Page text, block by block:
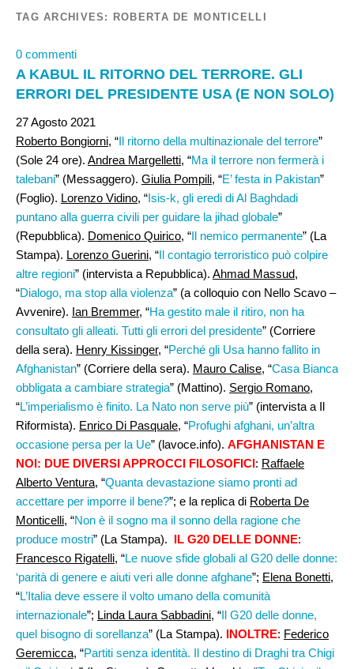
TAG ARCHIVES: ROBERTA DE MONTICELLI
0 commenti
A KABUL IL RITORNO DEL TERRORE. GLI
ERRORI DEL PRESIDENTE USA (E NON SOLO)
27 Agosto 2021
Roberto Bongiorni, “Il ritorno della multinazionale del terrore”
(Sole 24 ore). Andrea Margelletti, “Ma il terrore non fermerà i
talebani” (Messaggero). Giulia Pompili, “E’ festa in Pakistan”
(Foglio). Lorenzo Vidino, “Isis-k, gli eredi di Al Baghdadi
puntano alla guerra civili per guidare la jihad globale”
(Repubblica). Domenico Quirico, “Il nemico permanente” (La
Stampa). Lorenzo Guerini, “Il contagio terroristico può colpire
altre regioni” (intervista a Repubblica). Ahmad Massud,
“Dialogo, ma stop alla violenza” (a colloquio con Nello Scavo –
Avvenire). Ian Bremmer, “Ha gestito male il ritiro, non ha
consultato gli alleati. Tutti gli errori del presidente” (Corriere
della sera). Henry Kissinger, “Perché gli Usa hanno fallito in
Afghanistan” (Corriere della sera). Mauro Calise, “Casa Bianca
obbligata a cambiare strategia” (Mattino). Sergio Romano,
“L’imperialismo è finito. La Nato non serve più” (intervista a Il
Riformista). Enrico Di Pasquale, “Profughi afghani, un’altra
occasione persa per la Ue” (lavoce.info). AFGHANISTAN E
NOI: DUE DIVERSI APPROCCI FILOSOFICI: Raffaele
Alberto Ventura, “Quanta devastazione siamo pronti ad
accettare per imporre il bene?”; e la replica di Roberta De
Monticelli, “Non è il sogno ma il sonno della ragione che
produce mostri” (La Stampa). IL G20 DELLE DONNE:
Francesco Rigatelli, “Le nuove sfide globali al G20 delle donne:
‘parità di genere e aiuti veri alle donne afghane”; Elena Bonetti,
“L’Italia deve essere il volto umano della comunità
internazionale”; Linda Laura Sabbadini, “Il G20 delle donne,
quel bisogno di sorellanza” (La Stampa). INOLTRE: Federico
Geremicca, “Partiti senza identità. Il destino di Draghi tra Chigi